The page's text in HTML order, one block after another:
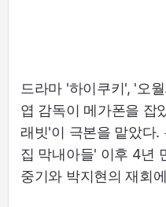
드라마 '하이쿠키', '오
엽 감독이 메가폰을 잡
래빗'이 극본을 맡았다.
집 막내아들' 이후 4년
중기와 박지현의 재회